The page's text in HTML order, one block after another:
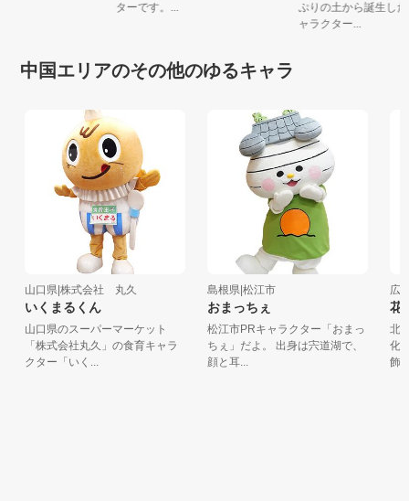
ターです。...
ぷりの土から誕生し
ャラクター...
中国エリアのその他のゆるキャラ
山口県|株式会社 丸久
いくまるくん
山口県のスーパーマーケット
「株式会社丸久」の食育キャラ
クター「いく...
島根県|松江市
おまっちぇ
松江市PRキャラクター「おまっ
ちぇ」だよ。 出身は宍道湖で、
顔と耳...
広
花
北
化
飾り